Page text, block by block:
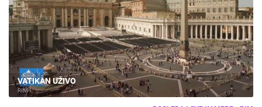
VATIKAN UŽIVO
RIM